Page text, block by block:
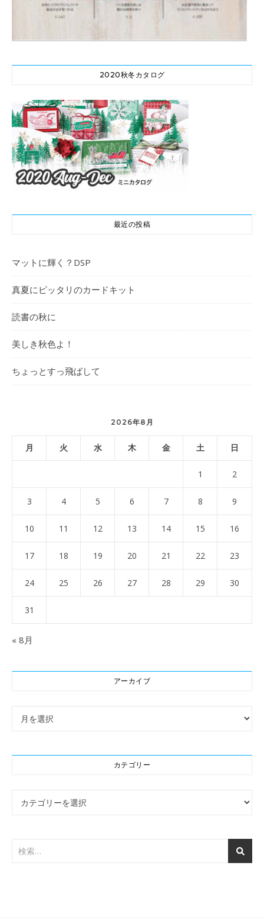
2020秋冬カタログ
最近の投稿
マットに輝く？DSP
真夏にピッタリのカードキット
読書の秋に
美しき秋色よ！
ちょっとすっ飛ばして
2026年8月
月 火 水 木 金 土 日
1 2
3 4 5 6 7 8 9
10 11 12 13 14 15 16
17 18 19 20 21 22 23
24 25 26 27 28 29 30
31
« 8月
アーカイブ
アーカイブ
カテゴリー
カテゴリー